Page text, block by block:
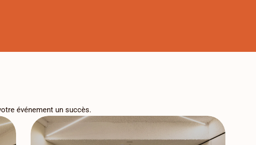
événement un succès.